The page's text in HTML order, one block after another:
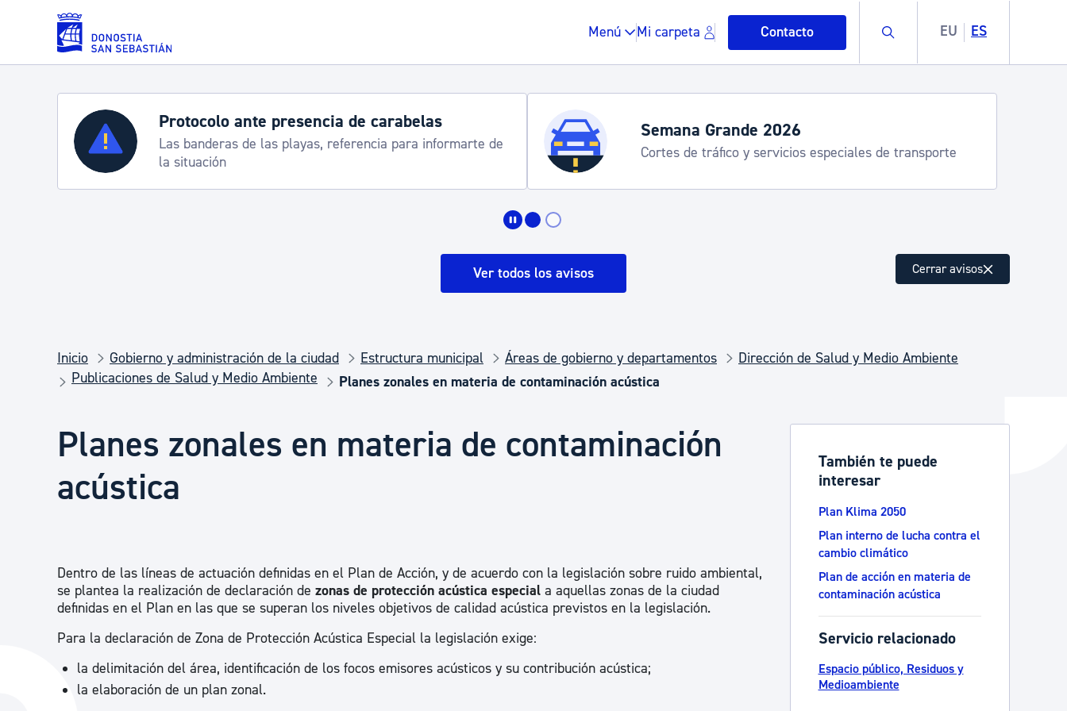
Saltar al contenido principal
Menú Mi carpeta Contacto Buscar EU ES
Servicios
Padrón y asuntos personales
Espacio público, residuos y medioambiente
Seguridad ciudadana y emergencias Euskera
Infancia y juventud
Deporte Turismo
Protocolo ante presencia de carabelas
Las banderas de las playas, referencia para informarte de
la situación
Semana Grande 2026
Cortes de tráfico y servicios especiales de transporte
Ver todos los avisos Cerrar avisos
Inicio Gobierno y administración de la ciudad Estructura municipal Áreas de gobierno y departamentos
Dirección de Salud y Medio Ambiente
Publicaciones de Salud y Medio Ambiente
Planes zonales en materia de contaminación acústica
Planes zonales en materia de contaminación
acústica
Dentro de las líneas de actuación definidas en el Plan de Acción, y de acuerdo con la legislación sobre ruido ambiental,
se plantea la realización de declaración de zonas de protección acústica especial a aquellas zonas de la ciudad
definidas en el Plan en las que se superan los niveles objetivos de calidad acústica previstos en la legislación.
Para la declaración de Zona de Protección Acústica Especial la legislación exige:
la delimitación del área, identificación de los focos emisores acústicos y su contribución acústica;
la elaboración de un plan zonal.
También te puede
interesar
Plan Klima 2050
Plan interno de lucha contra el
cambio climático
Plan de acción en materia de
contaminación acústica
Servicio relacionado
Espacio público, Residuos y
Medioambiente